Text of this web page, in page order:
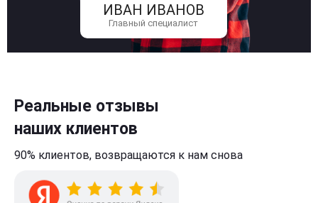
ИВАН ИВАНОВ
Главный специалист
Реальные отзывы
наших клиентов
90% клиентов, возвращаются к нам снова